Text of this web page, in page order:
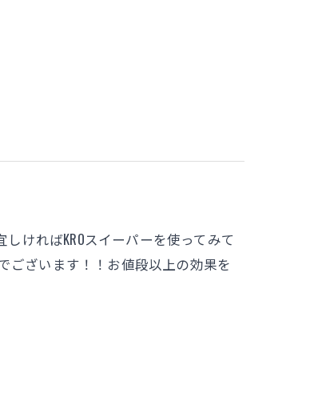
ければKROスイーパーを使ってみて
ございます！！お値段以上の効果を